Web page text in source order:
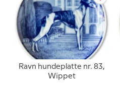
Ravn hundeplatte nr. 83,
Wippet